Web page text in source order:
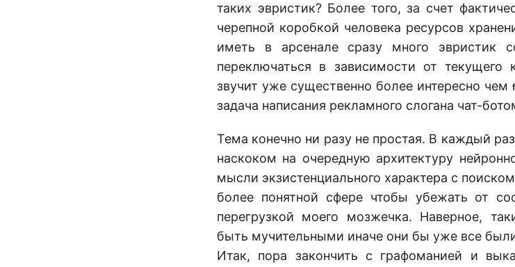
таких эвристик? Более того, за счет
черепной коробкой человека ресурсов
иметь в арсенале сразу много эвристик
переключаться в зависимости от текущего
звучит уже существенно более интересно чем
задача написания рекламного слогана чат-
Тема конечно ни разу не простая. В каждый
наскоком на очередную архитектуру
мысли экзистенциального характера с
более понятной сфере чтобы убежать от
перегрузкой моего мозжечка. Наверное,
быть мучительными иначе они бы уже все
Итак, пора закончить с графоманией и